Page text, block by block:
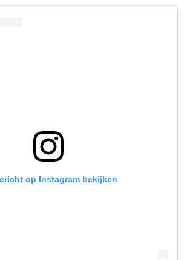
op Instagram bekijken